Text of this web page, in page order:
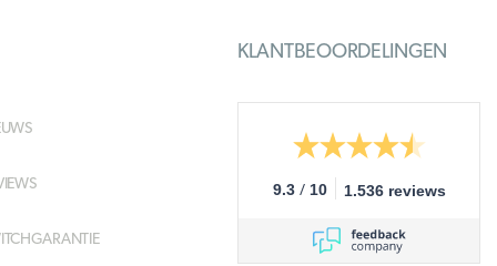
KLANTBEOORDELINGEN
9.3 / 10 1.536 reviews